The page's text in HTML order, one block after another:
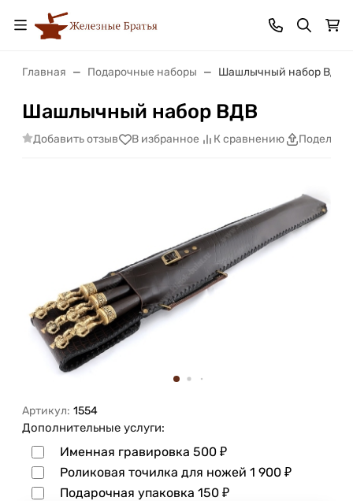
Главная Подарочные наборы Шашлычный набор ВДВ
Шашлычный набор ВДВ
Добавить отзыв В избранное К сравнению
Артикул: 1554
Дополнительные услуги:
Именная гравировка 500 ₽
Роликовая точилка для ножей 1 900 ₽
Подарочная упаковка 150 ₽